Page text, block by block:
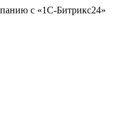
с «1С-Битрикс24»